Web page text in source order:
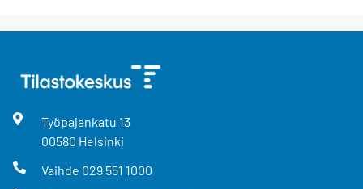
Työpajankatu 13
00580 Helsinki
Vaihde 029 551 1000